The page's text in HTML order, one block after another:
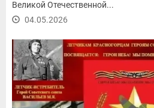
Великой Отечественной...
04.05.2026